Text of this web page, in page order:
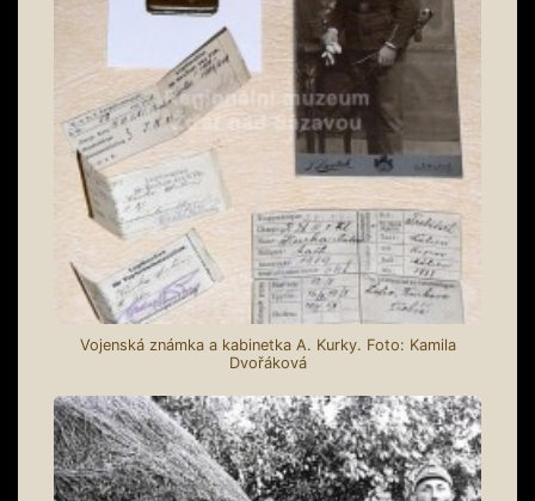
Vojenská známka a kabinetka A. Kurky. Foto: Kamila
Dvořáková